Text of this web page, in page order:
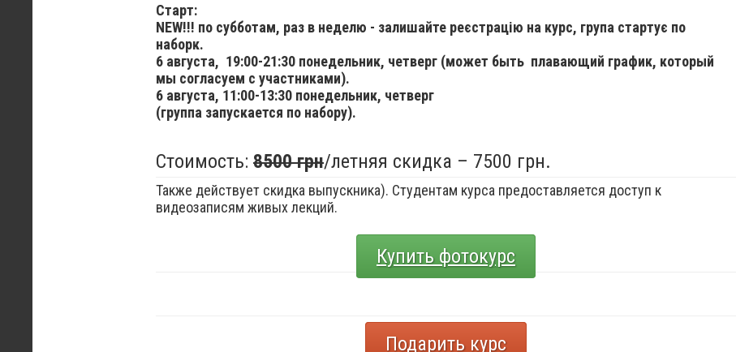
Старт:
NEW!!! по субботам, раз в неделю - залишайте реєстрацію на курс, група стартує по
наборк.
6 августа, 19:00-21:30 понедельник, четверг (может быть плавающий график, который
мы согласуем с участниками).
6 августа, 11:00-13:30 понедельник, четверг
(группа запускается по набору).
Стоимость: 8500 грн/летняя скидка – 7500 грн.
Также действует скидка выпускника). Студентам курса предоставляется доступ к
видеозаписям живых лекций.
Купить фотокурс
Подарить курс